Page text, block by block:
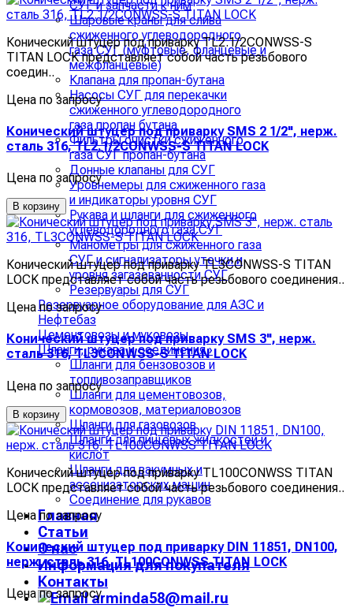
СУГ и запчасти к ним
Шаровые краны для слива
сжиженного углеводородного
газа СУГ (муфтовые, фланцевые и
межфланцевые)
Клапана для пропан-бутана
Насосы СУГ для перекачки
сжиженного углеводородного
газа пропан бутана
Фильтры очистки сжиженного
газа СУГ пропан-бутана
Донные клапаны для СУГ
Уровнемеры для сжиженного газа
и индикаторы уровня СУГ
Рукава и шланги для сжиженного
углеводородного газа СУГ
Манометры для сжиженного газа
СУГ и сигнализаторы утечки и
уровня загазованности СУГ
Резервуары для СУГ
Резервуарное оборудование для АЗС и
Нефтебаз
Цементовозы и муковозы
Шланги, рукава и соединения›
Шланги для бензовозов и
топливозаправщиков
Шланги для цементовозов,
кормовозов, материаловозов
Шланги для газовозов
Шланги для пищевых жидкостей и
кислот
Шланги для вакумных и
ассенизаторских машин
Соединение для рукавов
Главная
Статьи
О нас
Информация для покупателя
Контакты
arminda58@mail.ru
Конический штуцер под приварку TL2.1/2CONWSS-S
TITAN LOCK представляет собой часть резьбового
соедин..
Цена по запросу
Конический штуцер под приварку SMS 2 1/2", нерж.
сталь 316, TL2.1/2CONWSS-S TITAN LOCK
Цена по запросу
В корзину
Конический штуцер под приварку TL3CONWSS-S TITAN
LOCK представляет собой часть резьбового соединения..
Цена по запросу
Конический штуцер под приварку SMS 3", нерж.
сталь 316, TL3CONWSS-S TITAN LOCK
Цена по запросу
В корзину
Конический штуцер под приварку TL100CONWSS TITAN
LOCK представляет собой часть резьбового соединения..
Цена по запросу
Конический штуцер под приварку DIN 11851, DN100,
нерж. сталь 316, TL100CONWSS TITAN LOCK
Цена по запросу